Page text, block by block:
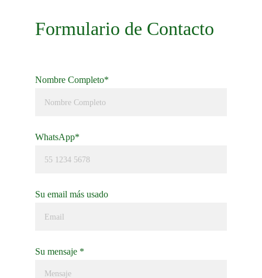
Nombre Completo*
WhatsApp*
Su email más usado
Su mensaje *
Formulario de Contacto